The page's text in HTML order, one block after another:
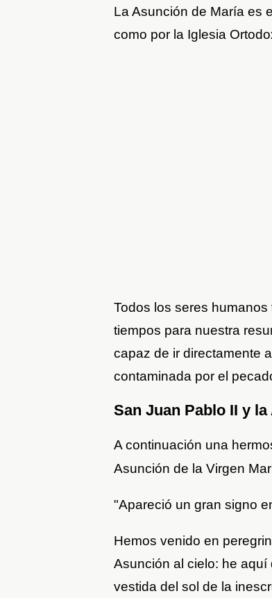
La Asunción de María es
como por la Iglesia
Todos los seres
tiempos para nuestra
capaz de ir directamente
contaminada por el
San Juan Pablo II y
A continuación una
Asunción de la Virgen
"Apareció un gran signo
Hemos venido en
Asunción al cielo: he
vestida del sol de la